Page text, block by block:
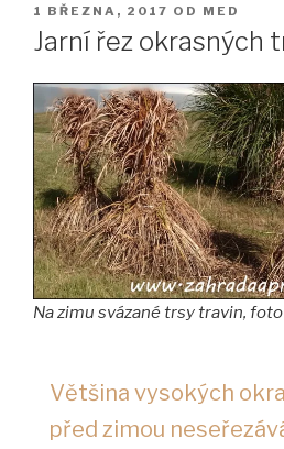
PUBLIKOVÁNO
1 BŘEZNA, 2017 OD MED
Jarní řez okrasných
Na zimu svázané trsy travin,
Většina vysokých
před zimou